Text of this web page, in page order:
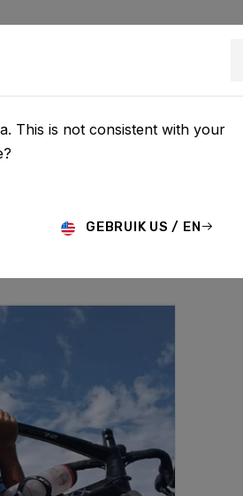
This is not consistent with your
GEBRUIK US / EN